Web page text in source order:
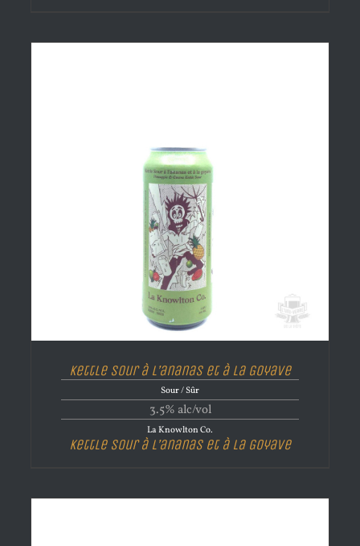
Kettle Sour à L’ananas et à La Goyave
Sour / Sûr
3.5% alc/vol
La Knowlton Co.
Kettle Sour à L’ananas et à La Goyave